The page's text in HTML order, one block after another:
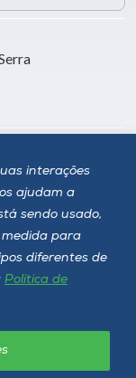
interações
ajudam a
sendo usado,
para
diferentes de
Política de